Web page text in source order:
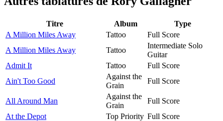
Titre Album
Type
A Million Miles Away
Tattoo
Full Score
A Million Miles Away
Tattoo
Intermediate Solo
Guitar
Admit It
Tattoo
Full Score
Ain't Too Good
Against the
Grain
Full Score
All Around Man
Against the
Grain
Full Score
At the Depot
Top Priority Full Score